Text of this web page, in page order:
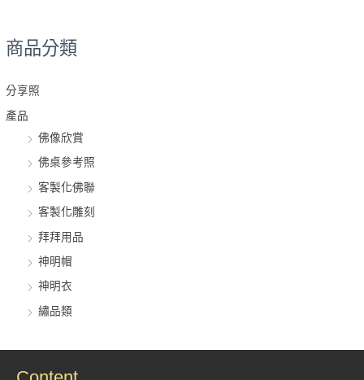
商品分類
分享照
產品
佛像欣賞
佛桌參考照
客製化佛聯
客製化雕刻
拜拜用品
神明帽
神明衣
繡品類